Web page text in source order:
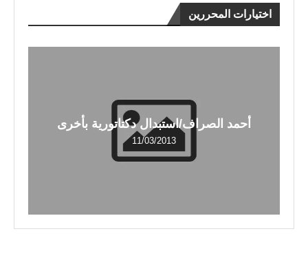
اختيارات المحررين
أحمد الصراف/استبدال دكتاتورية بأخرى
11/03/2013